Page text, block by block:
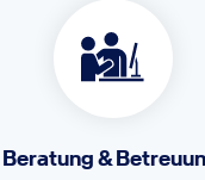
Beratung &